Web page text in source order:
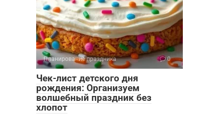
Планирование праздника 0
Чек-лист детского дня
рождения: Организуем
волшебный праздник без
хлопот